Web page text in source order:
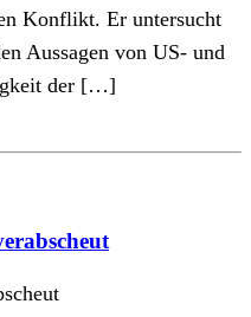
Konflikt. Er untersucht
Aussagen von US- und
der […]